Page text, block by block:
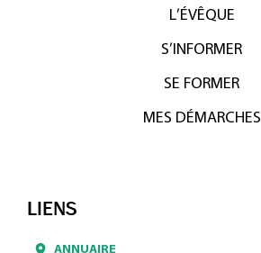
L’ÉVÊQUE
S’INFORMER
SE FORMER
MES DÉMARCHES
LIENS
ANNUAIRE